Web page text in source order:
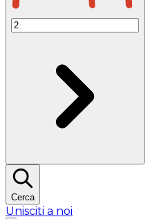
Cerca
Unisciti a noi